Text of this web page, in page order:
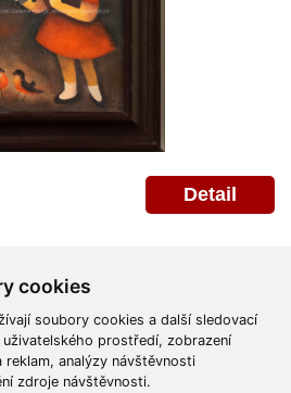
cookies
soubory cookies a další sledovací
prostředí, zobrazení
analýzy návštěvnosti
zdroje návštěvnosti.
Detail
Reklamační řád
Ochrana osobních údajů